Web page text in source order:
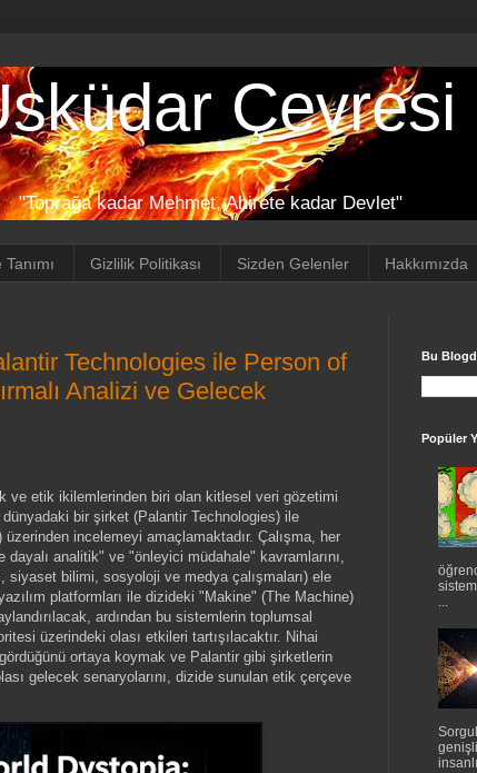
Çevresi
"Toprağa kadar Mehmet, Ahirete kadar Devlet"
Tanımı Gizlilik Politikası Sizden Gelenler Hakkımızda
Technologies ile Person of
Analizi ve Gelecek
ve etik ikilemlerinden biri olan kitlesel veri gözetimi
bir şirket (Palantir Technologies) ile
incelemeyi amaçlamaktadır. Çalışma, her
analitik" ve "önleyici müdahale" kavramlarını,
siyaset bilimi, sosyoloji ve medya çalışmaları) ele
platformları ile dizideki "Makine" (The Machine)
ardından bu sistemlerin toplumsal
üzerindeki olası etkileri tartışılacaktır. Nihai
ortaya koymak ve Palantir gibi şirketlerin
gelecek senaryolarını, dizide sunulan etik çerçeve
Bu
Popüler
...